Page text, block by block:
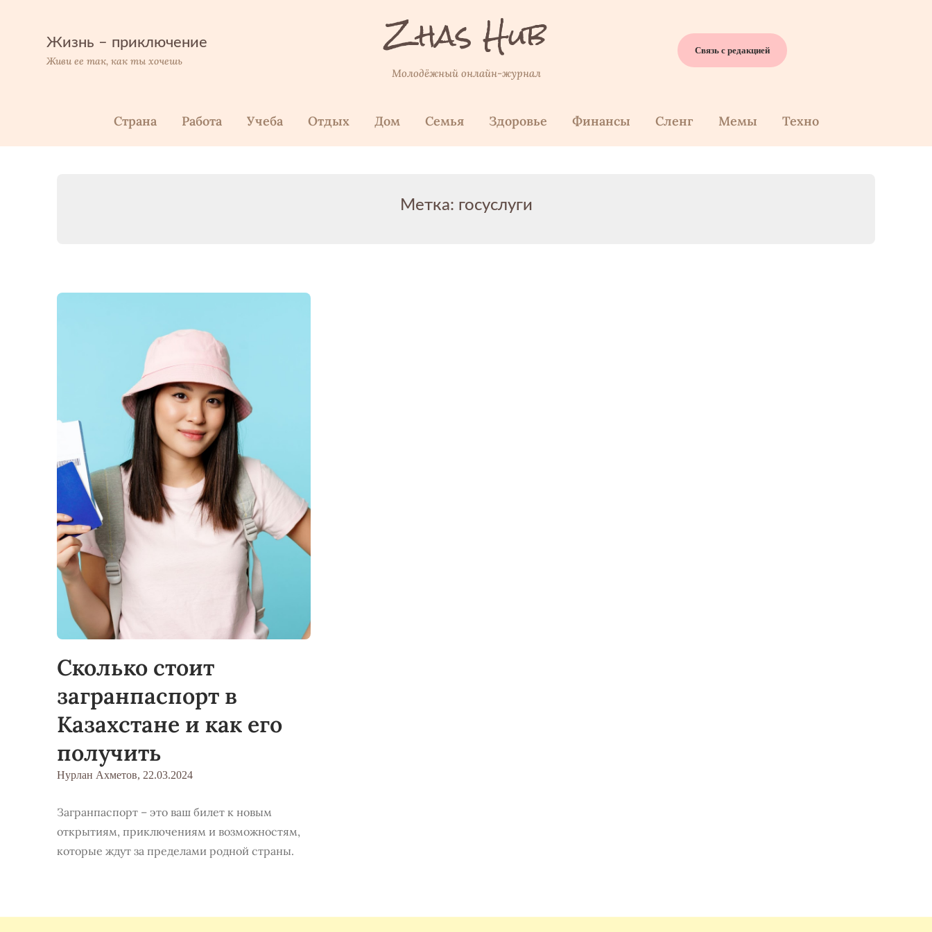
содержимомуЖизнь – приключение
Живи ее так, как ты хочешь Zhas Hub
Молодёжный онлайн-журнал
Связь с редакцией
Страна Работа Учеба Отдых Дом Семья Здоровье Финанcы Сленг Мемы Техно
Метка: госуслуги
Сколько стоит
загранпаспорт в
Казахстане и как его
получить
Нурлан Ахметов, 22.03.2024
Загранпаспорт – это ваш билет к новым
открытиям, приключениям и возможностям,
которые ждут за пределами родной страны.